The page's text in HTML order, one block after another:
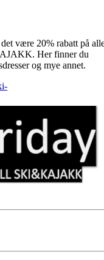
være 20% rabatt på
Her finner du
og mye annet.